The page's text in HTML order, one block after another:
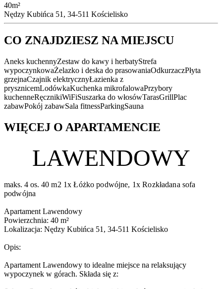
40m²
Nędzy Kubińca 51, 34-511 Kościelisko
CO ZNAJDZIESZ NA MIEJSCU
Aneks kuchennyZestaw do kawy i herbatyStrefa
wypoczynkowaŻelazko i deska do prasowaniaOdkurzaczPłyta
grzejnaCzajnik elektrycznyŁazienka z
prysznicemLodówkaKuchenka mikrofalowaPrzybory
kuchenneRęcznikiWiFiSuszarka do włosówTarasGrillPlac
zabawPokój zabawSala fitnessParkingSauna
WIĘCEJ O APARTAMENCIE
LAWENDOWY
maks. 4 os. 40 m2 1x Łóżko podwójne, 1x Rozkładana sofa
podwójna
Apartament Lawendowy
Powierzchnia: 40 m²
Lokalizacja: Nędzy Kubińca 51, 34-511 Kościelisko
Opis:
Apartament Lawendowy to idealne miejsce na relaksujący
wypoczynek w górach. Składa się z: